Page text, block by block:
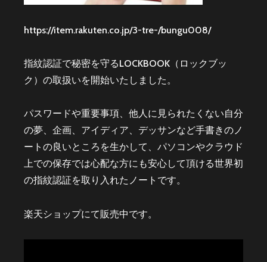
https://item.rakuten.co.jp/3-tre-/bungu008/
指紋認証で秘密を守るLOCKBOOK（ロックブッ
ク）の取扱いを開始いたしました。
パスワードや重要事項、他人に見られたくない自分
の夢、企画、アイディア、デッサンなど手書きのノ
ートの良いところを生かして、パソコンやクラウド
上での保存では心配な方にも安心して頂ける世界初
の指紋認証を取り入れたノートです。
楽天ショップにて販売中です。